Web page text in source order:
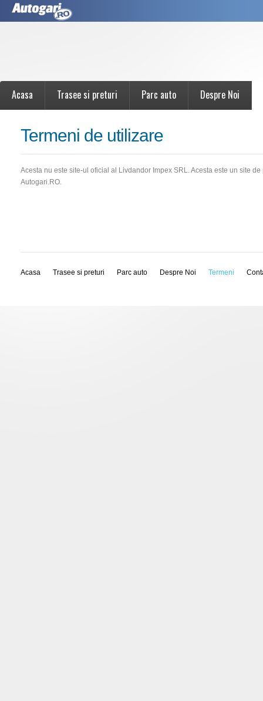
Acasa Trasee si preturi Parc auto Despre Noi
Termeni de utilizare
Acesta nu este site-ul oficial al Livdandor Impex SRL. Acesta este un site
Autogari.RO.
Acasa Trasee si preturi Parc auto Despre Noi Termeni